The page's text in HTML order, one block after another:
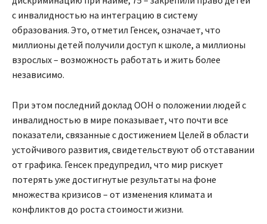
с инвалидностью на интеграцию в систему
образования. Это, отметил Генсек, означает, что
миллионы детей получили доступ к школе, а миллионы
взрослых – возможность работать и жить более
независимо.
При этом последний доклад ООН о положении людей с
инвалидностью в мире показывает, что почти все
показатели, связанные с достижением Целей в области
устойчивого развития, свидетельствуют об отставании
от графика. Генсек предупредил, что мир рискует
потерять уже достигнутые результаты на фоне
множества кризисов – от изменения климата и
конфликтов до роста стоимости жизни.